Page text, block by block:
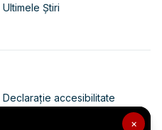
×
Ultimele Știri
Declarație accesibilitate
Politica de confidențialitate